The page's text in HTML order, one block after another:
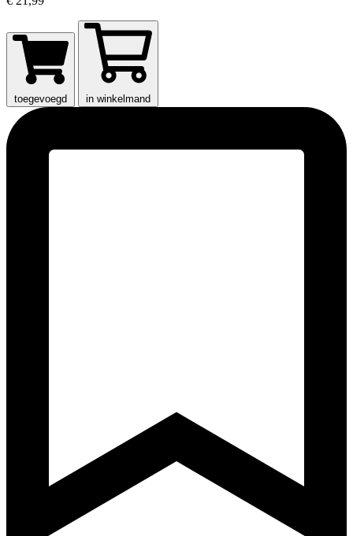
toegevoegd in winkelmand